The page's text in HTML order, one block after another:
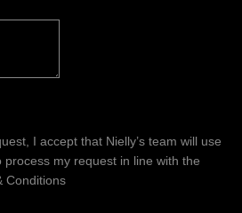
I accept that Nielly’s team will use
my request in line with the
Conditions